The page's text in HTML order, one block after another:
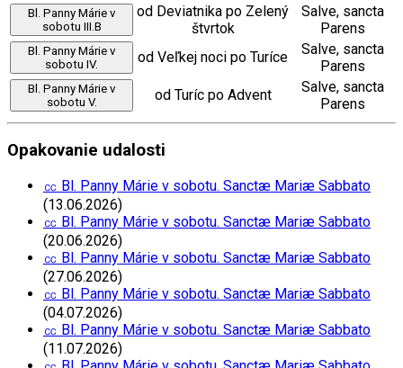
Bl. Panny Márie v
sobotu III.B
od Deviatnika po Zelený
štvrtok
Salve, sancta
Parens
Bl. Panny Márie v
sobotu IV.
od Veľkej noci po Turíce
Salve, sancta
Parens
Bl. Panny Márie v
sobotu V.
od Turíc po Advent
Salve, sancta
Parens
Opakovanie udalosti
㏄ Bl. Panny Márie v sobotu. Sanctæ Mariæ Sabbato
(13.06.2026)
㏄ Bl. Panny Márie v sobotu. Sanctæ Mariæ Sabbato
(20.06.2026)
㏄ Bl. Panny Márie v sobotu. Sanctæ Mariæ Sabbato
(27.06.2026)
㏄ Bl. Panny Márie v sobotu. Sanctæ Mariæ Sabbato
(04.07.2026)
㏄ Bl. Panny Márie v sobotu. Sanctæ Mariæ Sabbato
(11.07.2026)